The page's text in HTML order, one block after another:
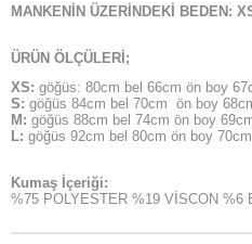
MANKENİN ÜZERİNDEKİ BEDEN:
ÜRÜN ÖLÇÜLERİ;
XS: göğüs: 80cm bel 66cm ön boy
S: göğüs 84cm bel 70cm ön boy
M: göğüs 88cm bel 74cm ön boy
L: göğüs 92cm bel 80cm ön boy 70cm
Kumaş İçeriği:
%75 POLYESTER %19 VİSCON %6